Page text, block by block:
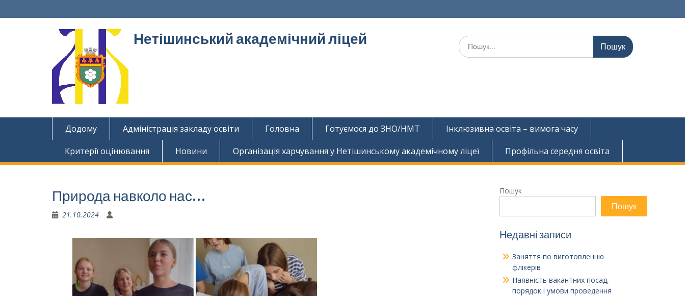
до
Нетішинський академічний ліцей Шукати:
Додому Адміністрація закладу освіти Головна Готуємося до ЗНО/НМТ
Інклюзивна освіта – вимога часу
Критерії оцінювання
Новини Організація харчування у Нетішинському академічному ліцеї Профільна середня освіта
Природа навколо нас…
21.10.2024
Пошук
Пошук
Недавні записи
Заняття по виготовленню
флікерів
Наявність вакантних посад,
порядок і умови проведення